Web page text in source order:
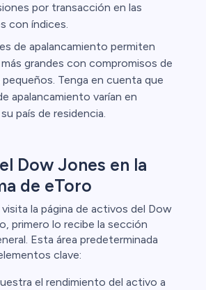
por transacción en las
con índices.
de apalancamiento permiten
grandes con compromisos de
Tenga en cuenta que
apalancamiento varían en
país de residencia.
Dow Jones en la
de eToro
la página de activos del Dow
primero lo recibe la sección
Esta área predeterminada
clave:
el rendimiento del activo a